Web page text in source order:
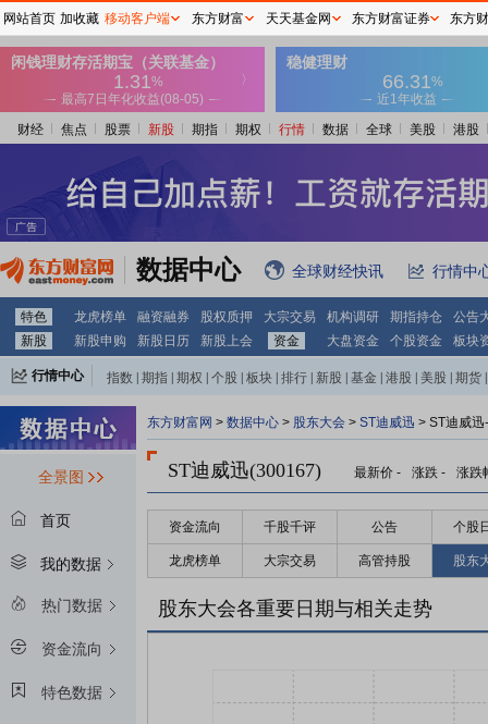
财经 焦点 股票 新股 期指 期权 行情 数据 全球 美股 港股
数据中心 全球财经快讯 行情中
特色 龙虎榜单 融资融券 股权质押 大宗交易 机构调研 期指持仓
公告
新股
新股申购 新股日历 新股上会 资金 大盘资金 个股资金 板块
行情中心 指数 期指 期权 个股 板块 排行 新股 基金 港股 美股 期货
全景图
首页
我的数据
热门数据
资金流向
特色数据
东方财富网 > 数据中心 > 股东大会 > ST迪威迅 > ST迪威
ST迪威迅(300167) 最新价 - 涨跌 - 涨跌
资金流向 千股千评 公告 个股
龙虎榜单 大宗交易 高管持股 股东
股东大会各重要日期与相关走势
网站首页 加收藏 移动客户端 东方财富 天天基金网 东方财富证券 东方